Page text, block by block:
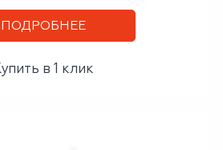
ПОДРОБНЕЕ
в 1 клик